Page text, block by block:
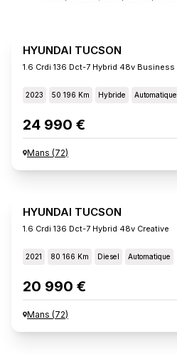
HYUNDAI TUCSON
1.6 Crdi 136 Dct-7 Hybrid 48v Business
2023 50 196 Km Hybride Automatique
24 990 €
Mans (72)
HYUNDAI TUCSON
1.6 Crdi 136 Dct-7 Hybrid 48v Creative
2021 80 166 Km Diesel Automatique
20 990 €
Mans (72)